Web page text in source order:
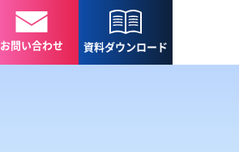
お問い合わせ 資料ダウンロード